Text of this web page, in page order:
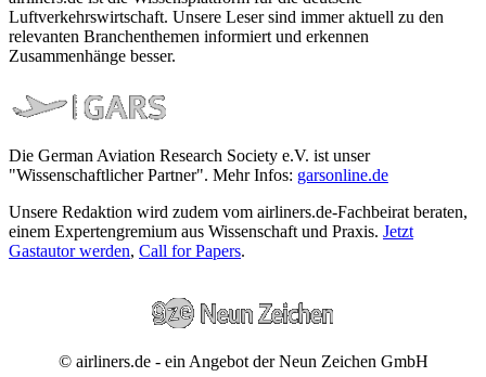
Luftverkehrswirtschaft. Unsere Leser sind immer aktuell zu den
relevanten Branchenthemen informiert und erkennen
Zusammenhänge besser.
Die German Aviation Research Society e.V. ist unser
"Wissenschaftlicher Partner". Mehr Infos: garsonline.de
Unsere Redaktion wird zudem vom airliners.de-Fachbeirat beraten,
einem Expertengremium aus Wissenschaft und Praxis. Jetzt
Gastautor werden, Call for Papers.
© airliners.de - ein Angebot der Neun Zeichen GmbH